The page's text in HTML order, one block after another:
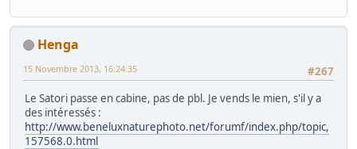
Henga
#267
15 Novembre 2013, 16:24:35
Le Satori passe en cabine, pas de pbl. Je vends le mien, s'il y a
des intéressés :
http://www.beneluxnaturephoto.net/forumf/index.php/topic,
157568.0.html